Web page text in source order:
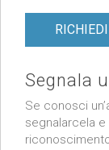
Segnala
Se conosci
segnalarcela